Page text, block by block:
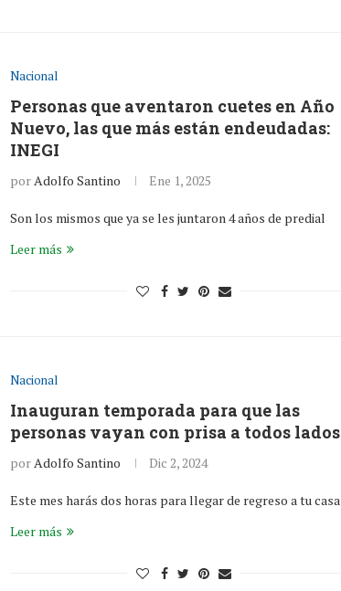
Nacional
Personas que aventaron cuetes en Año
Nuevo, las que más están endeudadas:
INEGI
porAdolfo Santino Ene 1, 2025
Son los mismos que ya se les juntaron 4 años de predial
Leer más
Nacional
Inauguran temporada para que las
personas vayan con prisa a todos lados
porAdolfo Santino Dic 2, 2024
Este mes harás dos horas para llegar de regreso a tu casa
Leer más